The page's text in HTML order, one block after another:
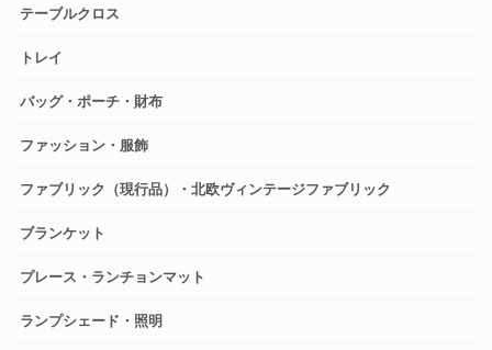
テーブルクロス
トレイ
バッグ・ポーチ・財布
ファッション・服飾
ファブリック（現行品）・北欧ヴィンテージファブリック
ブランケット
プレース・ランチョンマット
ランプシェード・照明